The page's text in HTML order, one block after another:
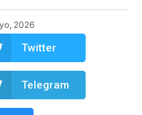
2026
Twitter
Telegram